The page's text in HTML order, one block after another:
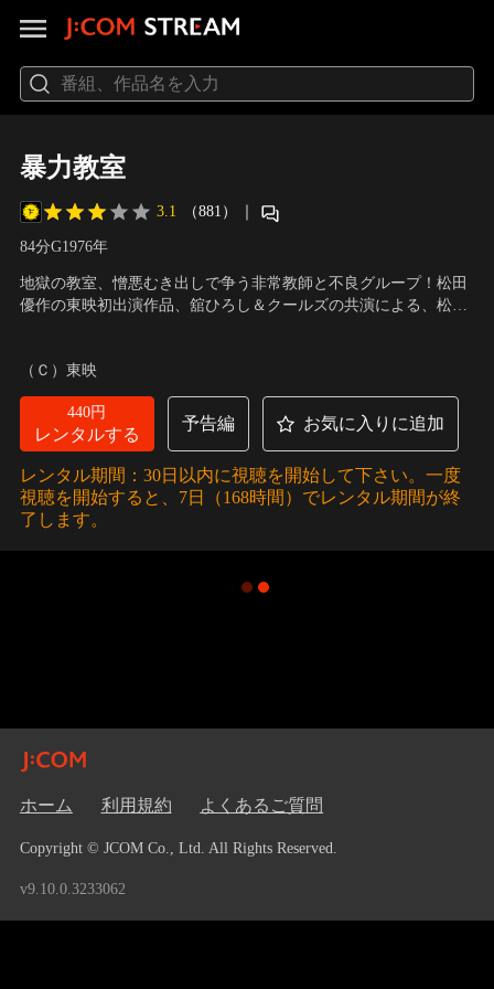
暴力教室
3.1 （881） ｜
84分G1976年
地獄の教室、憎悪むき出しで争う非常教師と不良グループ！松田
優作の東映初出演作品、舘ひろし＆クールズの共演による、松田
と、既成社会に挑戦する松田優作が扮する男らしさと命懸けの正
義感に満ちた一匹狼教師との凄まじいまでの葛藤を描く。
（Ｃ）東映
440円
レンタルする
予告編 お気に入りに追加
レンタル期間：30日以内に視聴を開始して下さい。一度
視聴を開始すると、7日（168時間）でレンタル期間が終
了します。
ホーム 利用規約 よくあるご質問
Copyright © JCOM Co., Ltd. All Rights Reserved.
v9.10.0.3233062